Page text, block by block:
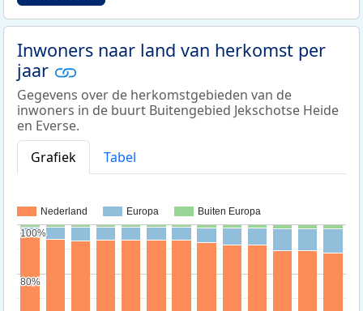
Inwoners naar land van herkomst per
jaar
Gegevens over de herkomstgebieden van de
inwoners in de buurt Buitengebied Jekschotse Heide
en Everse.
Grafiek
Tabel
Nederland Europa Buiten Europa
80%
80%
100%
100%